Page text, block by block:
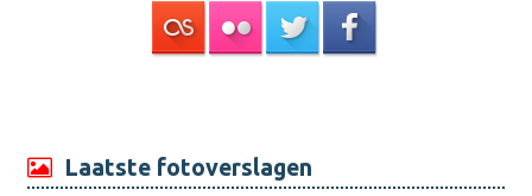
Laatste fotoverslagen